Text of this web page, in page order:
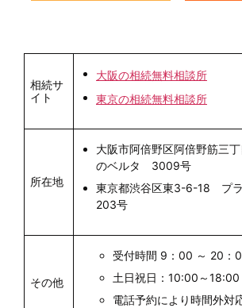
相続サ
イト
大阪の相続無料相談所
東京の相続無料相談所
所在地
大阪市阿倍野区阿倍野筋三
のベルタ 3009号
東京都渋谷区東3-6-18 プ
203号
その他
受付時間 9：00 ～ 20：
土日祝日：10:00～18:00
電話予約により時間外対